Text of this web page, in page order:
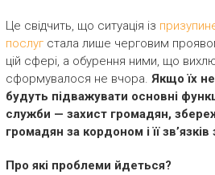
Це свідчить, що ситуація із
послугстала лише черговим
цій сфері, а обурення ними, що
сформувалося не вчора. Якщо їх
будуть підважувати основні
служби — захист громадян,
громадян за кордоном і її зв’язків
Про які проблеми йдеться?